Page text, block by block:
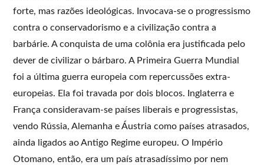
forte, mas razões ideológicas. Invocava-se o progressismo
contra o conservadorismo e a civilização contra a
barbárie. A conquista de uma colônia era justificada pelo
dever de civilizar o bárbaro. A Primeira Guerra Mundial
foi a última guerra europeia com repercussões extra-
europeias. Ela foi travada por dois blocos. Inglaterra e
França consideravam-se países liberais e progressistas,
vendo Rússia, Alemanha e Áustria como países atrasados,
ainda ligados ao Antigo Regime europeu. O Império
Otomano, então, era um país atrasadíssimo por nem